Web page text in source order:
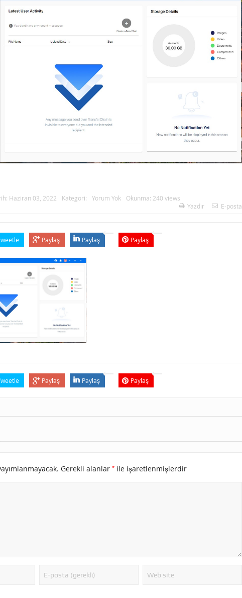
Haziran 03, 2022 Kategori: Yorum Yok
Okunma: 240 views
Yazdır
E-posta
Paylaş Paylaş Paylaş
Paylaş Paylaş Paylaş
Gerekli alanlar * ile işaretlenmişlerdir